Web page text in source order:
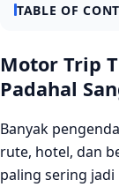
TABLE OF
Tips Motor Trip
Berangkat
Posisi
Kesalahan
Motor Trip
Padahal
Banyak
rute, hotel, dan
paling sering